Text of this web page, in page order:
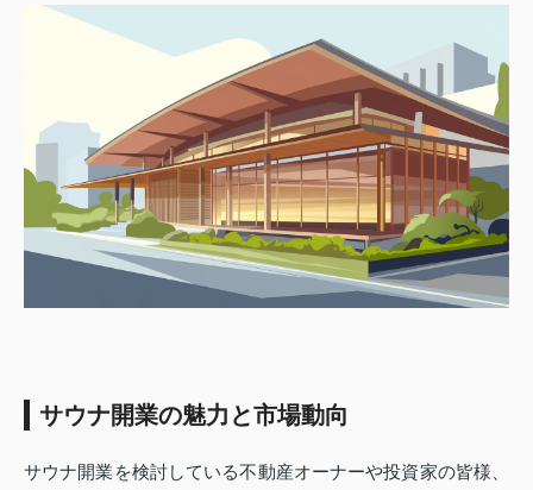
サウナ開業の魅力と市場動向
サウナ開業を検討している不動産オーナーや投資家の皆様、